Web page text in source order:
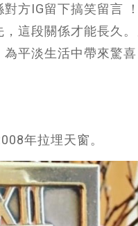
方IG留下搞笑留言
這段關係才能長久
平淡生活中帶來驚
年拉埋天窗。